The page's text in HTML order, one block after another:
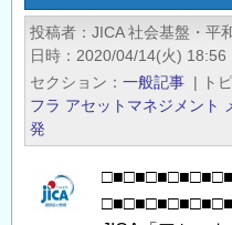
会
令
和
6
全
国
投稿者 JICA 社会基盤・平
日時
2020/04/14(火) 18:56
セクション
一般記事 | ト
フラ アセットマネジメント
発